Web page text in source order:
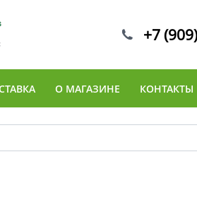
+7
О МАГАЗИНЕ КОНТАКТЫ